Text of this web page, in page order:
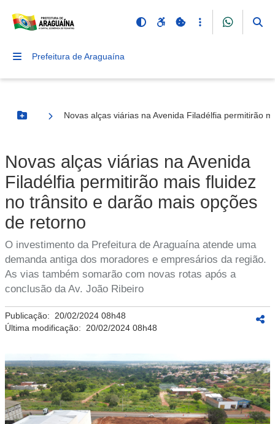
Prefeitura de Araguaína
Botão Menu
Novas alças viárias na Avenida Filadélfia permitirão
Novas alças viárias na Avenida
Filadélfia permitirão mais fluidez
no trânsito e darão mais opções
de retorno
O investimento da Prefeitura de Araguaína atende uma
demanda antiga dos moradores e empresários da região.
As vias também somarão com novas rotas após a
conclusão da Av. João Ribeiro
Publicação: 20/02/2024 08h48
Última modificação: 20/02/2024 08h48